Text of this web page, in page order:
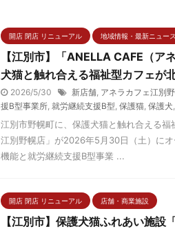
開店 閉店 リニューアル 地域情報・最新ニュース
【江別市】「ANELLA CAFE（ア
犬猫と触れ合える福祉型カフェが
2026/5/30 新店舗, アネラカフェ江別
援B型事業所, 就労継続支援B型, 保護猫, 保護犬,
江別市野幌町に、保護犬猫と触れ合える福
江別野幌店」が2026年5月30日（土）に
機能と就労継続支援B型事業 ...
開店 閉店 リニューアル 店舗・商業施設
【江別市】保護犬猫ふれあい施